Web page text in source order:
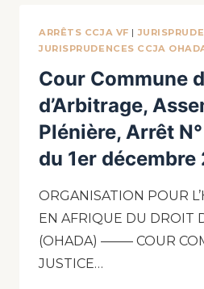
ARRÊTS CCJA VF |
JURISPRUDENCES CCJA
Cour Commune
d’Arbitrage,
Plénière, Arrêt
du 1er décembre
ORGANISATION POUR
EN AFRIQUE DU DROIT
(OHADA) ——– COUR
JUSTICE…